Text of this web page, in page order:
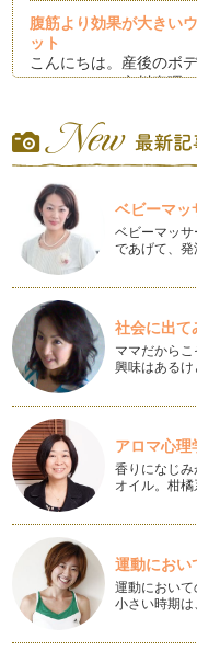
腹筋より効果が大きい
ット
こんにちは。産後のボ
シェルジュの市川真理
産後の引き締めをより
妊娠中から産後は股関
の約10ヵ月間、…
花粉症や風邪予防のマ
クヨガ
今の時期、花粉症でマ
しょうか？日本では５
一緒に楽しんで出来る
親子で楽しくストレッ
型に合わせてあげまし
愛が深まる親子ヨガ
周りはバレンタインか
盛りだくさんですが、
一緒に楽しんで出来る
年末年始は、前回ご紹
方、どれくらいいらっ
太陽礼拝で心と身体の
しょう
運動不足や身体の歪み
い！という人は多いで
ベビーマッ
ベビーマッ
であげて、
社会に出て
ママだから
興味はある
アロマ心
香りになじ
オイル。柑
運動におい
運動におい
小さい時期